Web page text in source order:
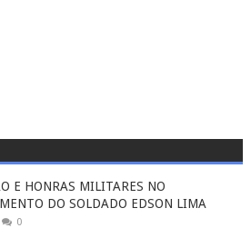
E HONRAS MILITARES NO
DO SOLDADO EDSON LIMA
0